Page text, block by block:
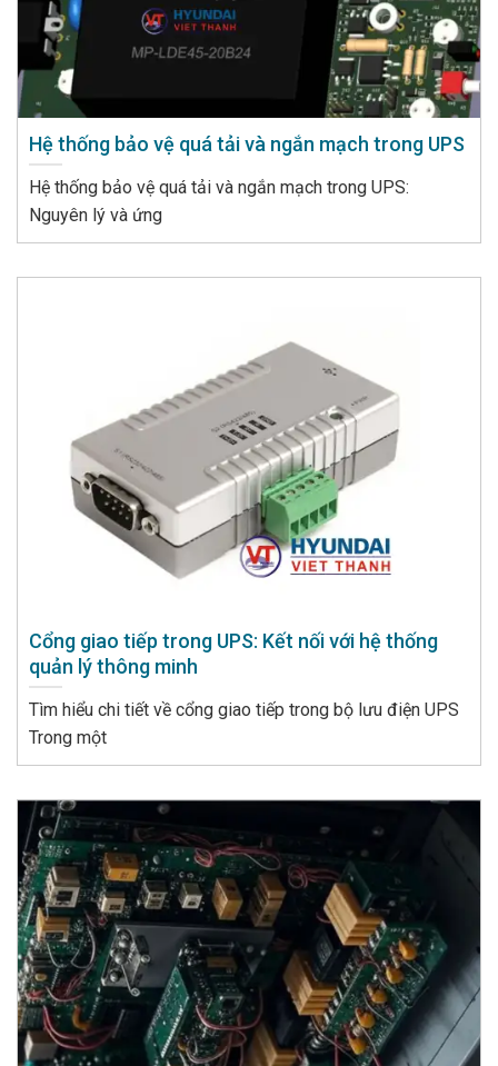
Hệ thống bảo vệ quá tải và ngắn mạch trong UPS
Hệ thống bảo vệ quá tải và ngắn mạch trong UPS:
Nguyên lý và ứng
Cổng giao tiếp trong UPS: Kết nối với hệ thống
quản lý thông minh
Tìm hiểu chi tiết về cổng giao tiếp trong bộ lưu điện UPS
Trong một